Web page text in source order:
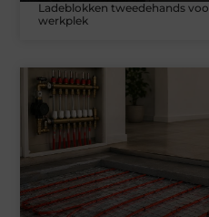
Ladeblokken tweedehands
werkplek